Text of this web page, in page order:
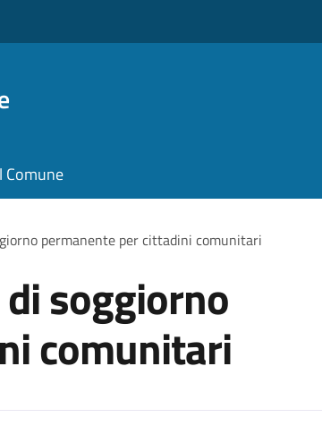
Comune
permanente per cittadini comunitari
soggiorno
comunitari